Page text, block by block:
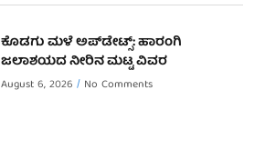
ಕೊಡಗು ಮಳೆ ಅಪ್‌ಡೇಟ್ಸ್: ಹಾರಂಗಿ
ಜಲಾಶಯದ ನೀರಿನ ಮಟ್ಟ ವಿವರ
August 6, 2026 No Comments